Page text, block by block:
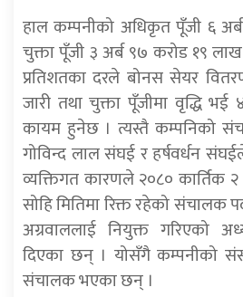
हाल कम्पनीको अधिकृत पूँजी ६
चुक्ता पूँजी ३ अर्ब ९७ करोड १९
प्रतिशतका दरले बोनस सेयर
जारी तथा चुक्ता पूँजीमा वृद्धि
कायम हुनेछ । त्यस्तै कम्पनिको
गोविन्द लाल संघई र हर्षवर्धन
व्यक्तिगत कारणले २०८० कार्तिक
सोहि मितिमा रिक्त रहेको
अग्रवाललाई नियुक्त गरिएको
दिएका छन् । योसँगै कम्पनीको
संचालक भएका छन् ।